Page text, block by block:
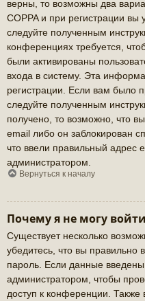
верны, то возможны два
COPPA и при регистрации вы
следуйте полученным
конференциях требуется,
были активированы
входа в систему. Эта
регистрации. Если вам было
следуйте полученным
получено, то возможно, что
email либо он заблокирован
что ввели правильный адрес
администратором.
Вернуться к началу
Почему я не могу
Существует несколько
убедитесь, что вы правильно
пароль. Если данные
администратором, чтобы
доступ к конференции.